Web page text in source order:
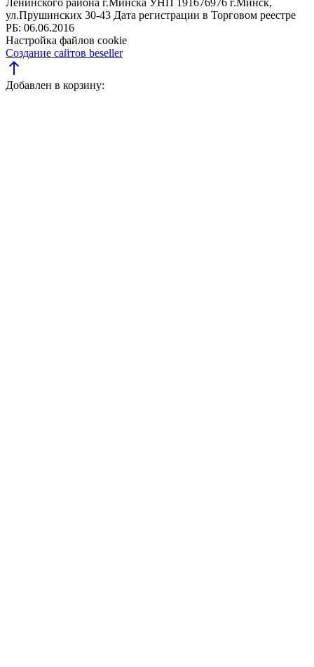
Ленинского района г.Минска УНП 191676976 г.Минск,
ул.Прушинских 30-43 Дата регистрации в Торговом реестре
РБ: 06.06.2016
Настройка файлов cookie
Создание сайтов beseller
north
Добавлен в корзину: